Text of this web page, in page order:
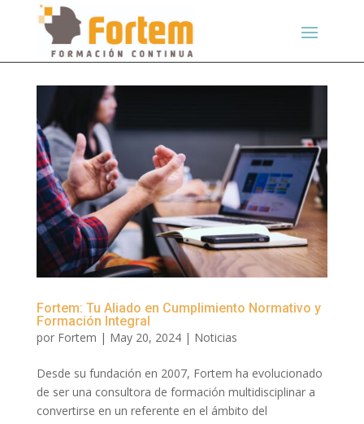
Fortem: Tu Aliado en Cumplimiento Normativo y
Formación Integral
por Fortem | May 20, 2024| Noticias
Desde su fundación en 2007, Fortem ha evolucionado
de ser una consultora de formación multidisciplinar a
convertirse en un referente en el ámbito del